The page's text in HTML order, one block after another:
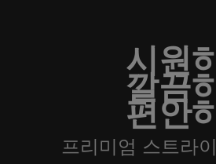
시원
깔끔
편안
프리미엄 스트라